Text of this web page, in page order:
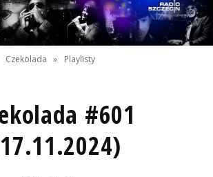
Czekolada » Playlisty
#601